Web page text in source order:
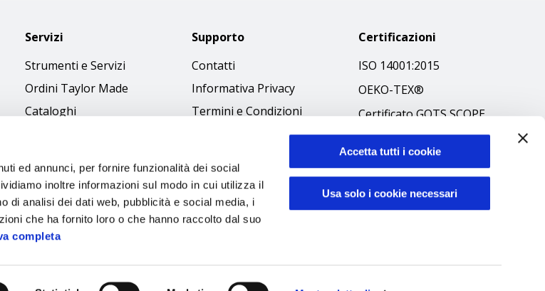
ed annunci, per fornire funzionalità dei social
inoltre informazioni sul modo in cui utilizza il
di analisi dei dati web, pubblicità e social media, i
che ha fornito loro o che hanno raccolto dal suo
completa
Accetta tutti i cookie
Usa solo i cookie necessari
Servizi
Strumenti e Servizi
Ordini Taylor Made
Cataloghi
Supporto
Contatti
Informativa Privacy
Termini e Condizioni
Codice Etico
Certificazioni
ISO 14001:2015
OEKO-TEX®
Certificato GOTS SCOPE
Certificato GRS SCOPE
Sicurezza prodotti